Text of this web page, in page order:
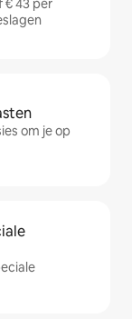
€ 43 per
om je op